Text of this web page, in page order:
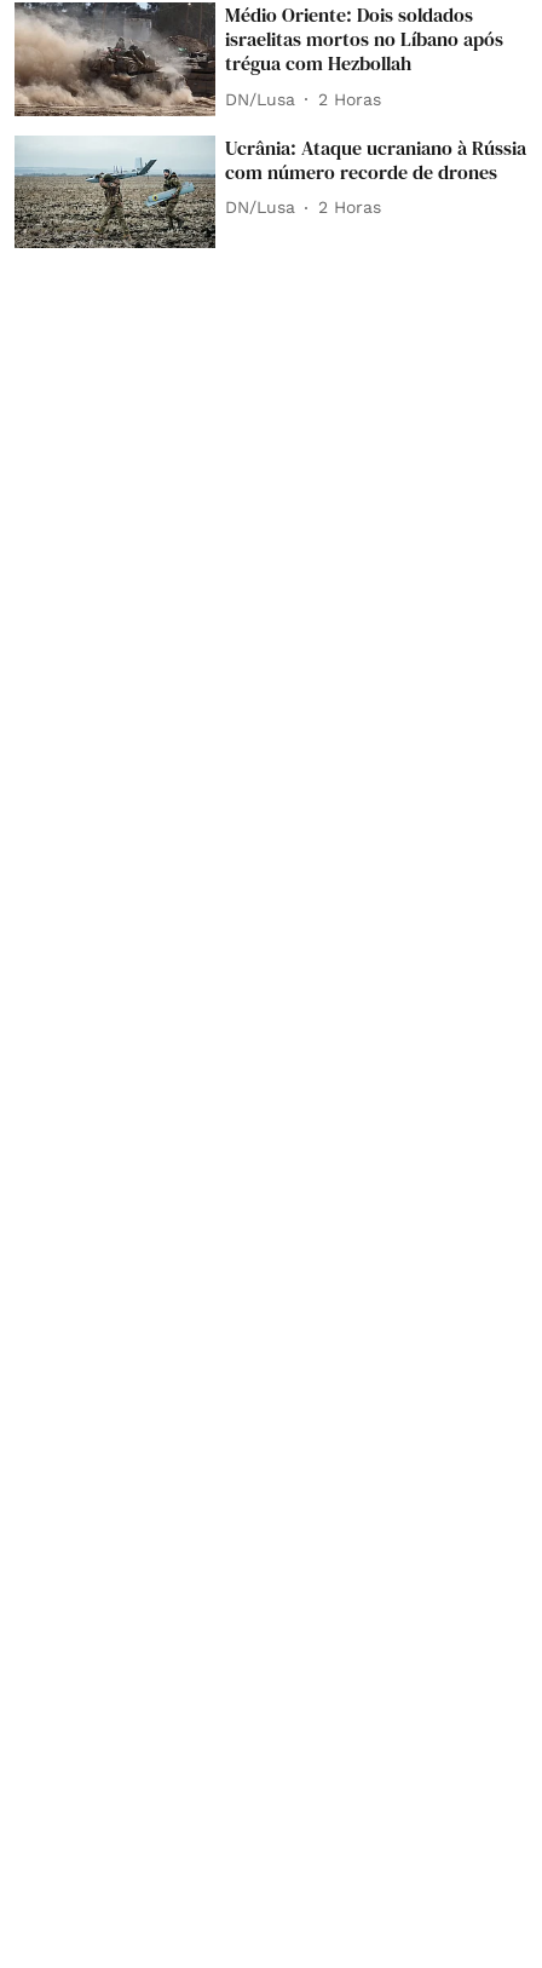
Médio Oriente: Dois soldados
israelitas mortos no Líbano após
trégua com Hezbollah
DN/Lusa 2 Horas
Ucrânia: Ataque ucraniano à Rússia
com número recorde de drones
DN/Lusa 2 Horas